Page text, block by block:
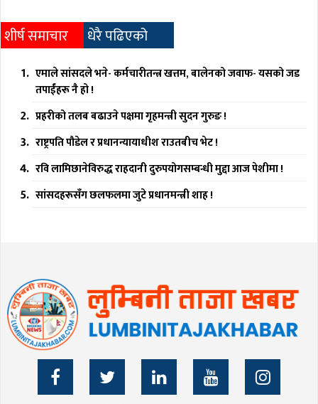
शीर्ष समाचार धेरै पढिएको
एमाले सांसदले भने- कर्मचारीतन्त्र खत्तम, बालेनको जवाफ- यसको जड
तपाईंहरू नै हो !
प्रहरीको तलब बढाउने पक्षमा गृहमन्त्री सुदन गुरुङ !
राष्ट्रपति पौडेल र प्रधानन्यायाधीश राउतबीच भेट !
रवि लामिछानेविरुद्ध राहदानी दुरुपयोगसम्बन्धी मुद्दा आज पेशीमा !
सांसदहरूसँग छलफलमा जुटे प्रधानमन्त्री शाह !